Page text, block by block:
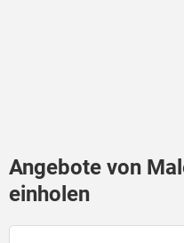
Angebote von
einholen